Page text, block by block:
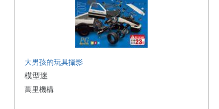
大男孩的玩具攝影
模型迷
萬里機構